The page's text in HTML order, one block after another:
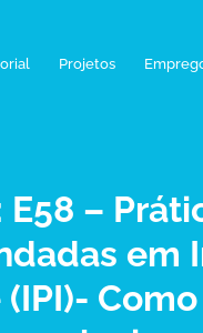
Projetos
E58 –
em